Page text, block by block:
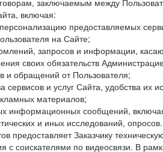
заключаемым между
включая:
предоставляемых
на Сайте;
запросов и информации,
своих обязательств
и обращений от Пользователя;
сервисов и услуг Сайта, удобства их
материалов;
информационных сообщений,
и иных исследований, опросов.
предоставляет Заказчику
с соискателями по видеосвязи. В